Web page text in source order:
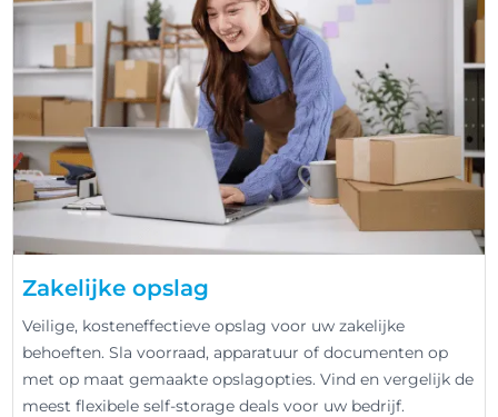
Zakelijke opslag
Veilige, kosteneffectieve opslag voor uw zakelijke
behoeften. Sla voorraad, apparatuur of documenten op
met op maat gemaakte opslagopties. Vind en vergelijk de
meest flexibele self-storage deals voor uw bedrijf.